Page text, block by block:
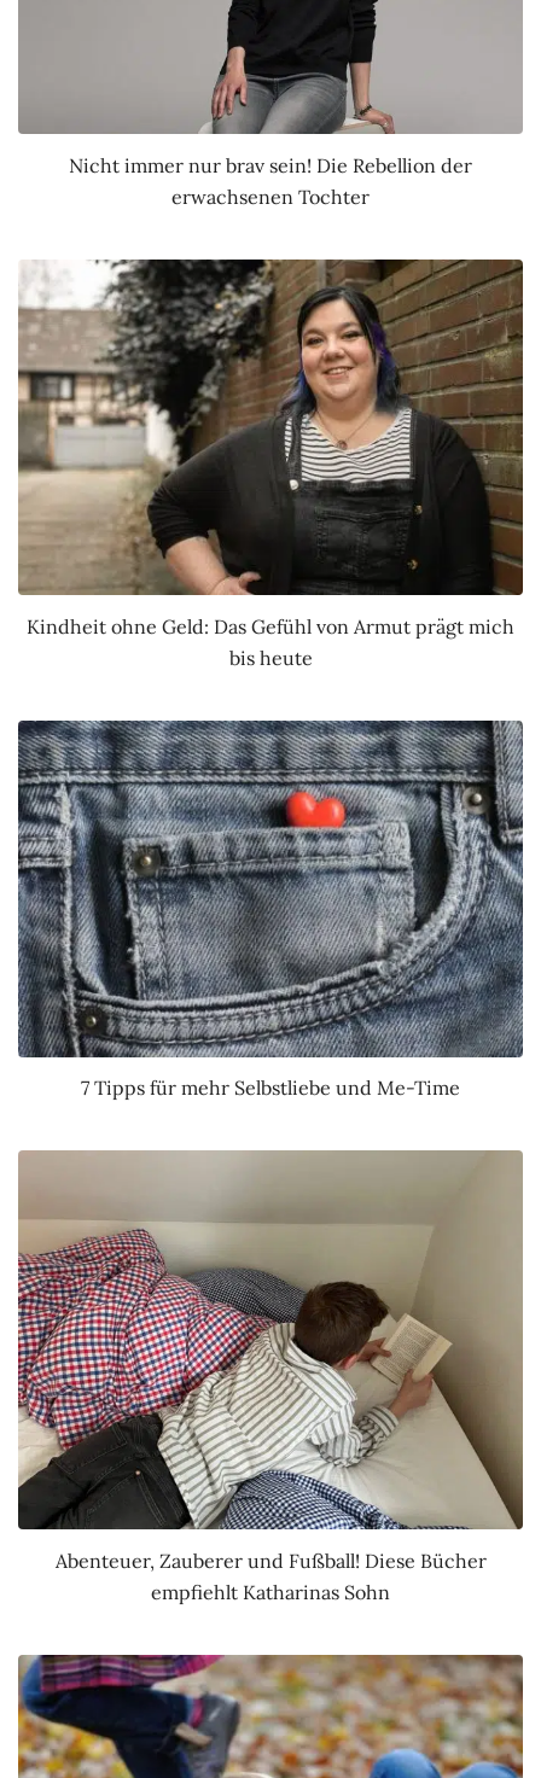
Nicht immer nur brav sein! Die Rebellion der
erwachsenen Tochter
Kindheit ohne Geld: Das Gefühl von Armut prägt mich
bis heute
7 Tipps für mehr Selbstliebe und Me-Time
Abenteuer, Zauberer und Fußball! Diese Bücher
empfiehlt Katharinas Sohn